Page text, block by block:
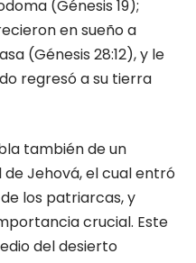
(Génesis 19);
en sueño a
(Génesis 28:12), y le
regresó a su tierra
también de un
Jehová, el cual entró
los patriarcas, y
crucial. Este
del desierto